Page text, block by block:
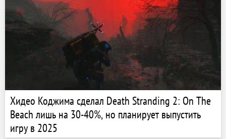
Хидео Коджима сделал Death Stranding 2: On The
Beach лишь на 30-40%, но планирует выпустить
игру в 2025